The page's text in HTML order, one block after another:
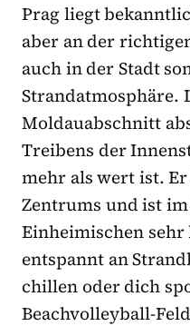
Prag liegt
aber an der
auch in der Stadt
Strandatmosphäre.
Moldauabschnitt
Treibens der
mehr als wert ist.
Zentrums und ist
Einheimischen
entspannt an
chillen oder dich
Beachvolleyball-